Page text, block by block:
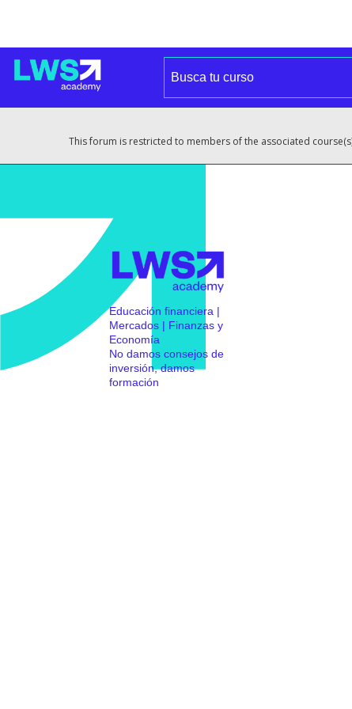
This forum is restricted to members of the associated
Educación financiera |
Mercados | Finanzas y
Economía
No damos consejos de
inversión, damos
formación